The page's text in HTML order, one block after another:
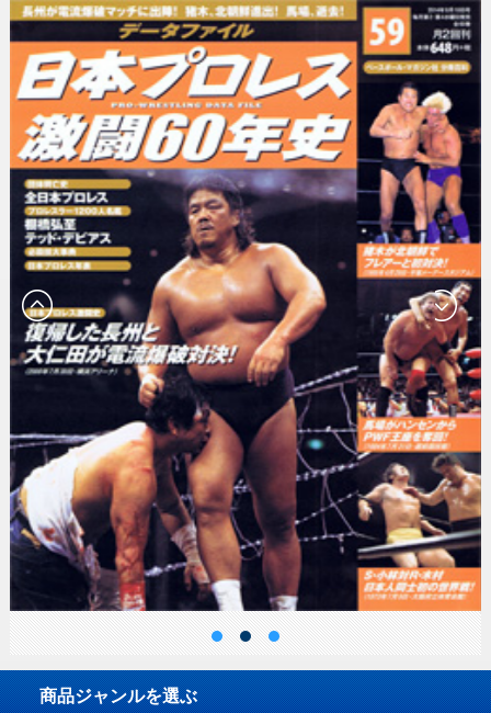
商品ジャンルを選ぶ